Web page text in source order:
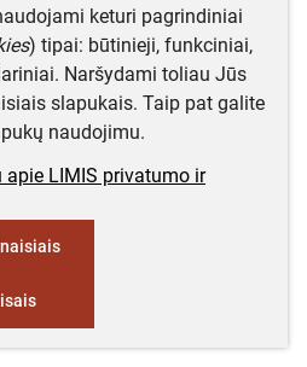
keturi pagrindiniai
) tipai: būtinieji, funkciniai,
Naršydami toliau Jūs
slapukais. Taip pat galite
naudojimu.
LIMIS privatumo ir